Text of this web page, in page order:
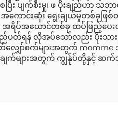
ပြီး ပျက်စီးမှု၊ ဖ ပိုးချည်ဟ
င်းဆုံး ရွေးချယ်မှုတစ်ခုဖြစ်
အရိပ်အယောင်တစ်ခု ထပ်ဖြည့်
တ်ရန် လိုအပ်သော်လည်း ပိုးသာ
ာ်စက်များအတွက် momme
ျက်များအတွက် ကျွန်ုပ်တို့နှင့် ဆက်